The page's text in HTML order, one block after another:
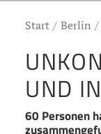
Start Berlin
UND
60 Personen